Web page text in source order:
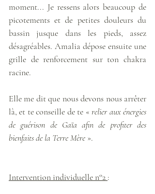
moment... Je ressens alors beaucoup de
picotements et de petites douleurs du
bassin jusque dans les pieds, assez
désagréables. Amalia dépose ensuite une
grille de renforcement sur ton chakra
racine.
Elle me dit que nous devons nous arrêter
là, et te conseille de te « relier aux énergies
de guérison de Gaïa afin de profiter des
bienfaits de la Terre Mère ».
Intervention individuelle n°2 :